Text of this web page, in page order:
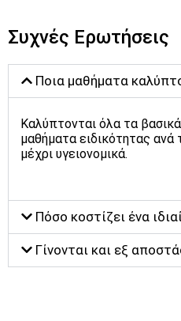
Συχνές Ερωτήσεις
Ποια μαθήματα
Καλύπτονται όλα τα
μαθήματα ειδικότητας
μέχρι υγειονομικά.
Πόσο κοστίζει ένα
Γίνονται και εξ